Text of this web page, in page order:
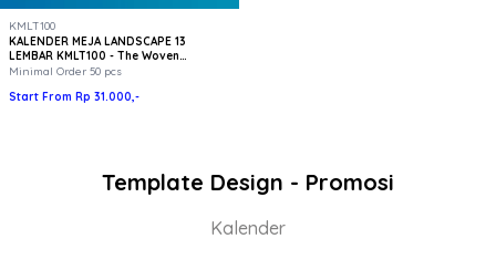
KMLT100
KALENDER MEJA LANDSCAPE 13
LEMBAR KMLT100 - The Woven
Heritage
Minimal Order 50 pcs
Start From Rp 31.000,-
Template Design - Promosi
Kalender